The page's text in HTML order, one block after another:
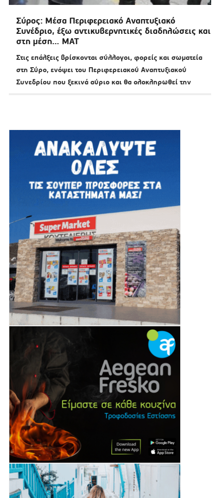
Σύρος: Μέσα Περιφερειακό Αναπτυξιακό
Συνέδριο, έξω αντικυβερνητικές διαδηλώσεις και
στη μέση… ΜΑΤ
Στις επάλξεις βρίσκονται σύλλογοι, φορείς και σωματεία
στη Σύρο, ενόψει του Περιφερειακού Αναπτυξιακού
Συνεδρίου που ξεκινά αύριο και θα ολοκληρωθεί την